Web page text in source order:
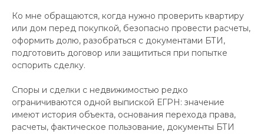
Ко мне обращаются, когда нужно проверить квартиру
или дом перед покупкой, безопасно провести расчеты,
оформить долю, разобраться с документами БТИ,
подготовить договор или защититься при попытке
оспорить сделку.
Споры и сделки с недвижимостью редко
ограничиваются одной выпиской ЕГРН: значение
имеют история объекта, основания перехода права,
расчеты, фактическое пользование, документы БТИ